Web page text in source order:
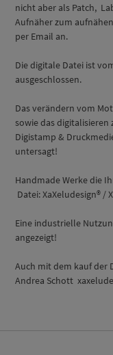
nicht aber als Patch,
Aufnäher zum
per Email an.
Die digitale Datei ist
ausgeschlossen.
Das verändern vom
sowie das
Digistamp &
untersagt!
Handmade Werke die
Datei: XaXeludesign® /
Eine industrielle
angezeigt!
Auch mit dem kauf der
Andrea Schott